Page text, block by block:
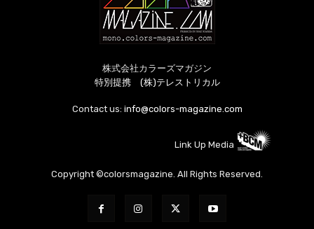
株式会社カラーズマガジン
特別提携 (株)テレストリカル
Contact us: info@colors-magazine.com
Link Up Media
Copyright ©colorsmagazine. All Rights Reserved.